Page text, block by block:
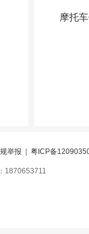
摩托
举报 粤ICP备
1870653711